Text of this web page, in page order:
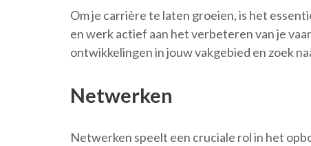
Om je carrière te laten groeien, is het
en werk actief aan het verbeteren van je
ontwikkelingen in jouw vakgebied en zoek
Netwerken
Netwerken speelt een cruciale rol in het